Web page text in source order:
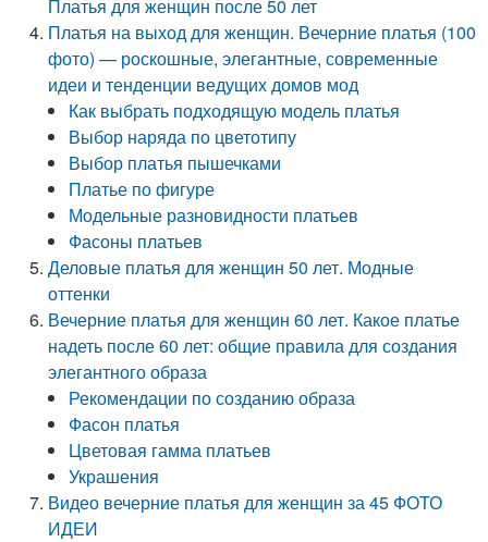
Платья для женщин после 50 лет
Платья на выход для женщин. Вечерние платья (100
фото) — роскошные, элегантные, современные
идеи и тенденции ведущих домов мод
Как выбрать подходящую модель платья
Выбор наряда по цветотипу
Выбор платья пышечками
Платье по фигуре
Модельные разновидности платьев
Фасоны платьев
Деловые платья для женщин 50 лет. Модные
оттенки
Вечерние платья для женщин 60 лет. Какое платье
надеть после 60 лет: общие правила для создания
элегантного образа
Рекомендации по созданию образа
Фасон платья
Цветовая гамма платьев
Украшения
Видео вечерние платья для женщин за 45 ФОТО
ИДЕИ